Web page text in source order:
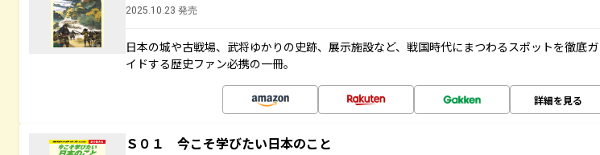
2025.10.23 発売
日本の城や古戦場、武将ゆかりの史跡、展示施設など、戦国時代にまつわるスポットを徹底ガ
イドする歴史ファン必携の一冊。
詳細を見る
Ｓ０１ 今こそ学びたい日本のこと